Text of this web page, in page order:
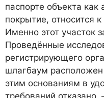
паспорте объекта как
покрытие, относится
Именно этот участок
Проведённые
регистрирующего
шлагбаум
этим основаниям в
требований